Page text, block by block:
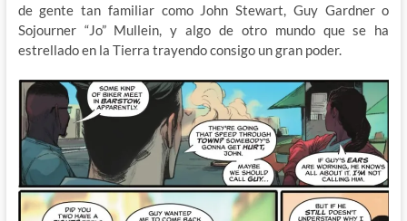
de gente tan familiar como John Stewart, Guy Gardner o
Sojourner “Jo” Mullein, y algo de otro mundo que se ha
estrellado en la Tierra trayendo consigo un gran poder.